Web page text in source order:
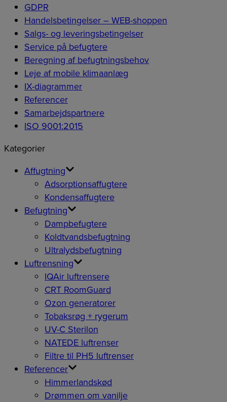
GDPR
Handelsbetingelser – WEB-shoppen
Salgs- og leveringsbetingelser
Service på befugtere
Beregning af befugtningsbehov
Leje af mobile klimaanlæg
IX-diagrammer
Referencer
Samarbejdspartnere
ISO 9001:2015
Kategorier
Affugtning
Adsorptionsaffugtere
Kondensaffugtere
Befugtning
Dampbefugtere
Koldtvandsbefugtning
Ultralydsbefugtning
Luftrensning
IQAir luftrensere
CRT RoomGuard
Ozon generatorer
Tobaksrøg + rygerum
UV-C Sterilon
NATEDE luftrenser
Filtre til PH5 luftrenser
Referencer
Himmerlandskød
Drømmen om vanilje